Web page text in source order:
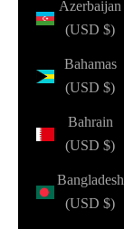
Azerbaijan
(USD $)
Bahamas
(USD $)
Bahrain
(USD $)
Bangladesh
(USD $)